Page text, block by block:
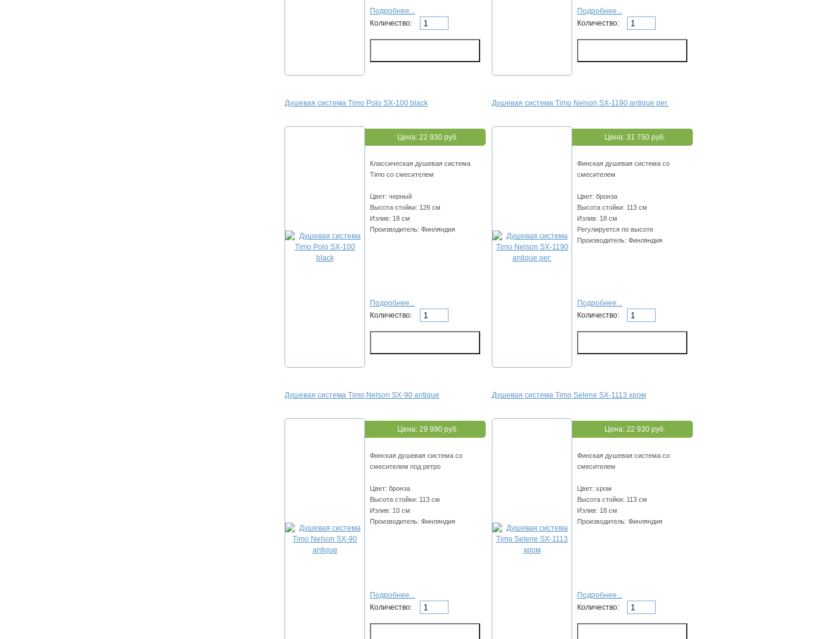
Подробнее...
Количество:
Подробнее...
Количество:
Душевая система Timo Polo SX-100 black
Цена: 22 930 руб.
Классическая душевая система
Timo со смесителем
Цвет: черный
Высота стойки: 126 см
Излив: 18 см
Производитель: Финляндия
Подробнее...
Количество:
Душевая система Timo Nelson SX-1190 antique рег.
Цена: 31 750 руб.
Финская душевая система со
смесителем
Цвет: бронза
Высота стойки: 113 см
Излив: 18 см
Регулируется по высоте
Производитель: Финляндия
Подробнее...
Количество:
Душевая система Timo Nelson SX-90 antique
Цена: 29 990 руб.
Финская душевая система со
смесителем под ретро
Цвет: бронза
Высота стойки: 113 см
Излив: 10 см
Производитель: Финляндия
Подробнее...
Количество:
Душевая система Timo Selene SX-1113 хром
Цена: 22 930 руб.
Финская душевая система со
смесителем
Цвет: хром
Высота стойки: 113 см
Излив: 18 см
Производитель: Финляндия
Подробнее...
Количество: